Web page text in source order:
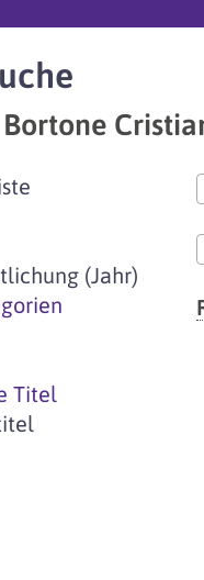
Bortone
(Jahr)
Titel